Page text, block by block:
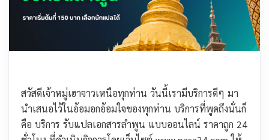
สวัสดีเจ้าหมู่เฮาจาวเหนือทุกท่าน วันนี้เรามีบริการดีๆ มา
นำเสนอไว้ในอ้อมอกอ้อมใจของทุกท่าน บริการที่พูดถึงนั่นก็
คือ บริการ รับแปลเอกสารลำพูน แบบออนไลน์ ราคาถูก 24